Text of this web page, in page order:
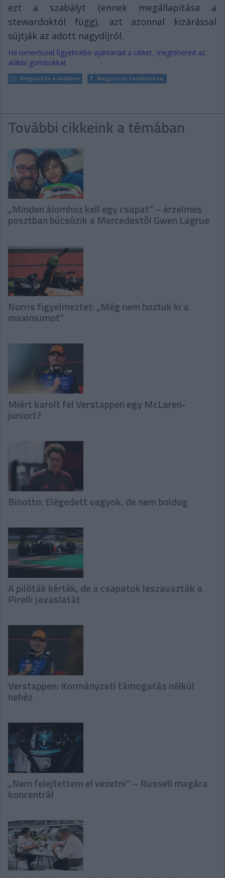
ezt a szabályt (ennek megállapítása a
stewardoktól függ), azt azonnal kizárással
sújtják az adott nagydíjról.
Ha ismerőseid figyelmébe ajánlanád a cikket, megteheted az
alábbi gombokkal:
Megosztás e-mailben Megosztás Facebookon
További cikkeink a témában
„Minden álomhoz kell egy csapat” – érzelmes
posztban búcsúzik a Mercedestől Gwen Lagrue
Norris figyelmeztet: „Még nem hoztuk ki a
maximumot”
Miért karolt fel Verstappen egy McLaren-
juniort?
Binotto: Elégedett vagyok, de nem boldog
A pilóták kérték, de a csapatok leszavazták a
Pirelli javaslatát
Verstappen: Kormányzati támogatás nélkül
nehéz
„Nem felejtettem el vezetni” – Russell magára
koncentrál